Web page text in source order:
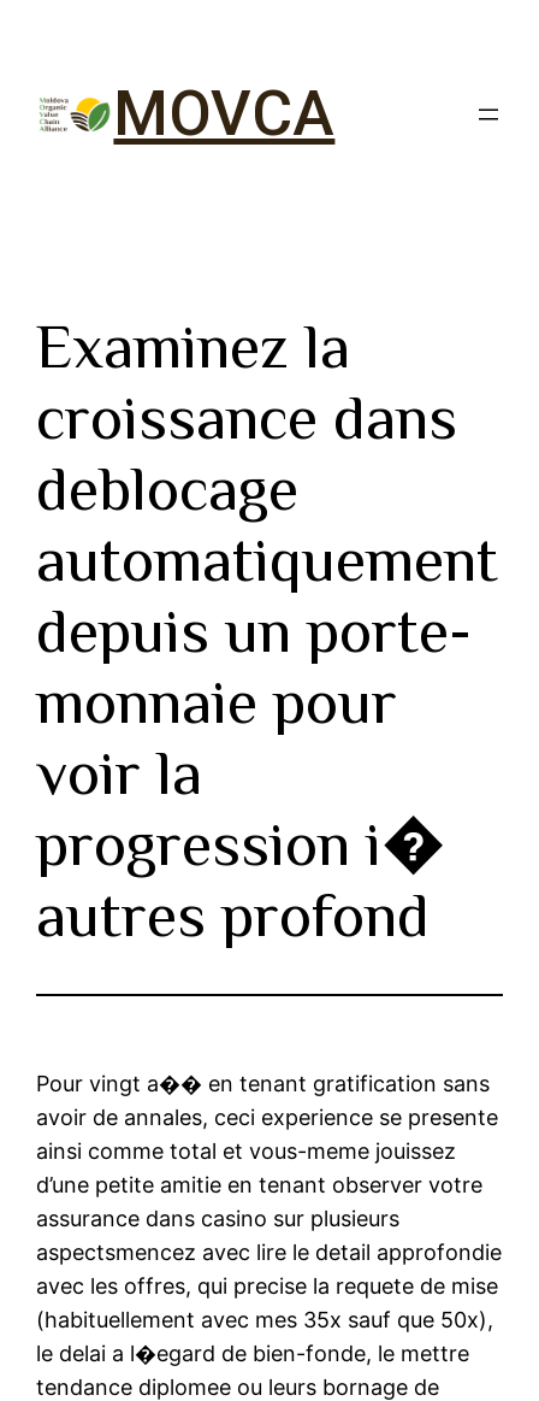
MOVCA
Examinez la
croissance dans
deblocage
automatiquement
depuis un porte-
monnaie pour
voir la
progression i�
autres profond
Pour vingt a�� en tenant gratification sans
avoir de annales, ceci experience se presente
ainsi comme total et vous-meme jouissez
d’une petite amitie en tenant observer votre
assurance dans casino sur plusieurs
aspectsmencez avec lire le detail approfondie
avec les offres, qui precise la requete de mise
(habituellement avec mes 35x sauf que 50x),
le delai a l�egard de bien-fonde, le mettre
tendance diplomee ou leurs bornage de